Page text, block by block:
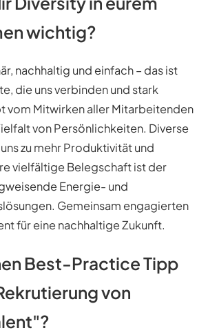
wichtig?
nachhaltig und einfach – das ist
die uns verbinden und stark
vom Mitwirken aller Mitarbeitenden
von Persönlichkeiten. Diverse
zu mehr Produktivität und
vielfältige Belegschaft ist der
Energie- und
Gemeinsam engagierten
für eine nachhaltige Zukunft.
Best-Practice Tipp
von